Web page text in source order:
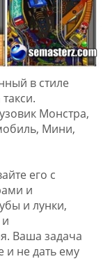
в стиле
Монстра,
Мини,
его с
и
и лунки,
Ваша задача
и не дать ему